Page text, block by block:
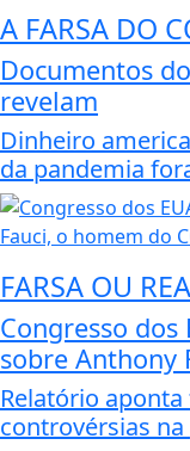
A FARSA DO
Documentos
revelam
Dinheiro
da pandemia
FARSA OU
Congresso dos
sobre Anthony
Relatório
controvérsias